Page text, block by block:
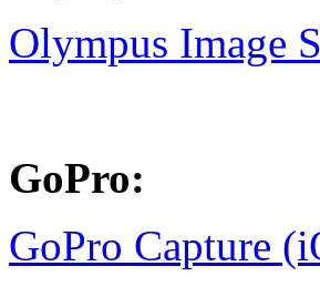
Olympus Image
GoPro:
GoPro Capture